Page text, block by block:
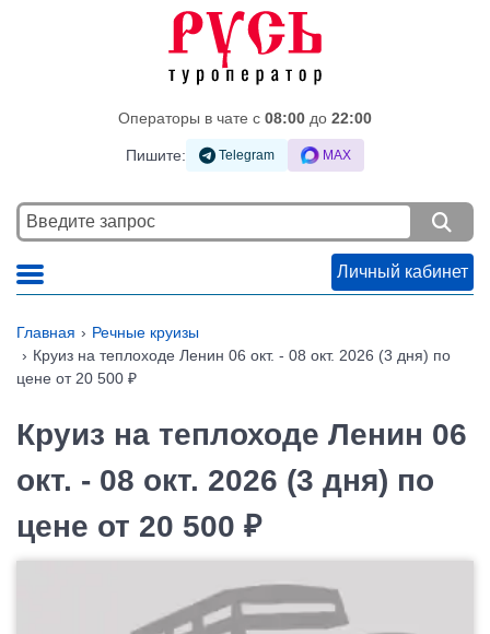
Операторы в чате c 08:00 до 22:00
Пишите: Telegram MAX
Личный кабинет
Главная
Речные круизы
Круиз на теплоходе Ленин 06 окт. - 08 окт. 2026 (3 дня) по
цене от 20 500 ₽
Круиз на теплоходе Ленин 06
окт. - 08 окт. 2026 (3 дня) по
цене от 20 500 ₽